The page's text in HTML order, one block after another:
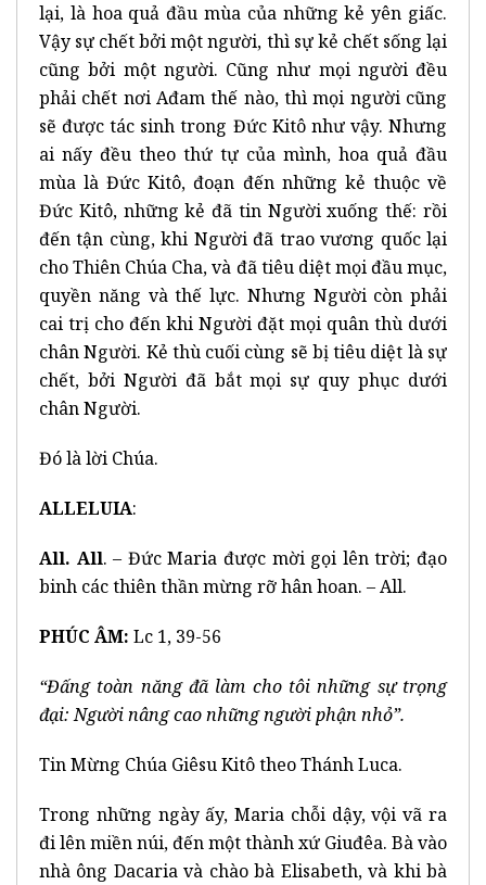
lại, là hoa quả đầu mùa của những kẻ yên giấc.
Vậy sự chết bởi một người, thì sự kẻ chết sống lại
cũng bởi một người. Cũng như mọi người đều
phải chết nơi Ađam thế nào, thì mọi người cũng
sẽ được tác sinh trong Đức Kitô như vậy. Nhưng
ai nấy đều theo thứ tự của mình, hoa quả đầu
mùa là Đức Kitô, đoạn đến những kẻ thuộc về
Đức Kitô, những kẻ đã tin Người xuống thế: rồi
đến tận cùng, khi Người đã trao vương quốc lại
cho Thiên Chúa Cha, và đã tiêu diệt mọi đầu mục,
quyền năng và thế lực. Nhưng Người còn phải
cai trị cho đến khi Người đặt mọi quân thù dưới
chân Người. Kẻ thù cuối cùng sẽ bị tiêu diệt là sự
chết, bởi Người đã bắt mọi sự quy phục dưới
chân Người.
Đó là lời Chúa.
ALLELUIA:
All. All. – Đức Maria được mời gọi lên trời; đạo
binh các thiên thần mừng rỡ hân hoan. – All.
PHÚC ÂM: Lc 1, 39-56
“Đấng toàn năng đã làm cho tôi những sự trọng
đại: Người nâng cao những người phận nhỏ”.
Tin Mừng Chúa Giêsu Kitô theo Thánh Luca.
Trong những ngày ấy, Maria chỗi dậy, vội vã ra
đi lên miền núi, đến một thành xứ Giuđêa. Bà vào
nhà ông Dacaria và chào bà Elisabeth, và khi bà